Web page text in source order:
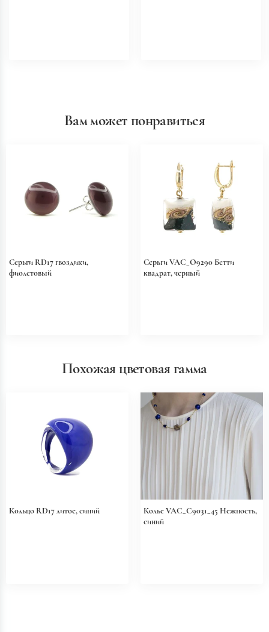
Вам может понравиться
Серьги RD17 гвоздики,
фиолетовый
Серьги VAC_O9290 Бетти
квадрат, черный
Похожая цветовая гамма
Кольцо RD17 литое, синий
Колье VAC_C9031_45 Нежность,
синий